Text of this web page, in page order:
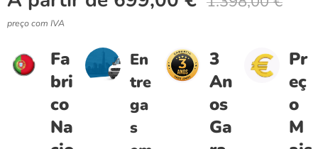
preço com IVA
Fa
bri
co
Na
En
tre
ga
s
3
An
os
Ga
Pr
eç
o
M